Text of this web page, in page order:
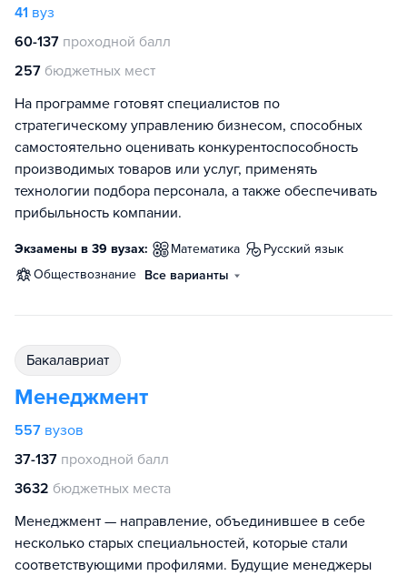
41 вуз
60-137 проходной балл
257 бюджетных мест
На программе готовят специалистов по
стратегическому управлению бизнесом, способных
самостоятельно оценивать конкурентоспособность
производимых товаров или услуг, применять
технологии подбора персонала, а также обеспечивать
прибыльность компании.
Экзамены в 39 вузах: математика
русский язык
обществознание Все варианты
бакалавриат
Менеджмент
557 вузов
37-137 проходной балл
3632 бюджетных места
Менеджмент — направление, объединившее в себе
несколько старых специальностей, которые стали
соответствующими профилями. Будущие менеджеры